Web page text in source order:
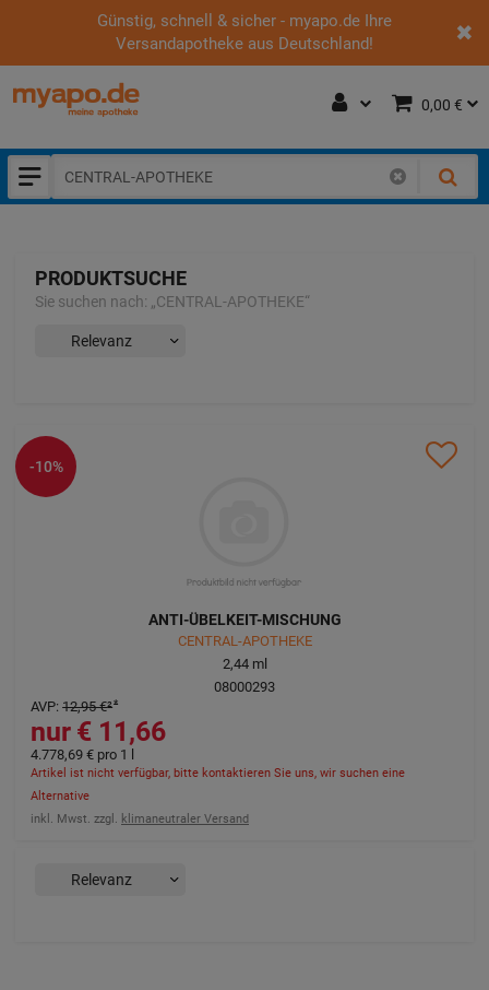
Günstig, schnell & sicher - myapo.de Ihre
Versandapotheke aus Deutschland!
0,00 €
PRODUKTSUCHE
Sie suchen nach: „CENTRAL-APOTHEKE“
ANTI-ÜBELKEIT-MISCHUNG
CENTRAL-APOTHEKE
2,44ml
08000293
11,66 €
AVP: 12,95 €²
Artikel ist nicht verfügbar, bitte kontaktieren Sie uns, wir suchen eine
Alternative
inkl. Mwst. zzgl. klimaneutraler Versand
4.778,69 € pro 1 l
-10%